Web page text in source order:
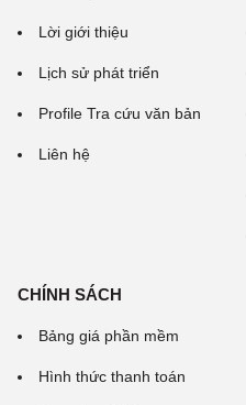
Lời giới thiệu
Lịch sử phát triển
Profile Tra cứu văn bản
Liên hệ
CHÍNH SÁCH
Bảng giá phần mềm
Hình thức thanh toán